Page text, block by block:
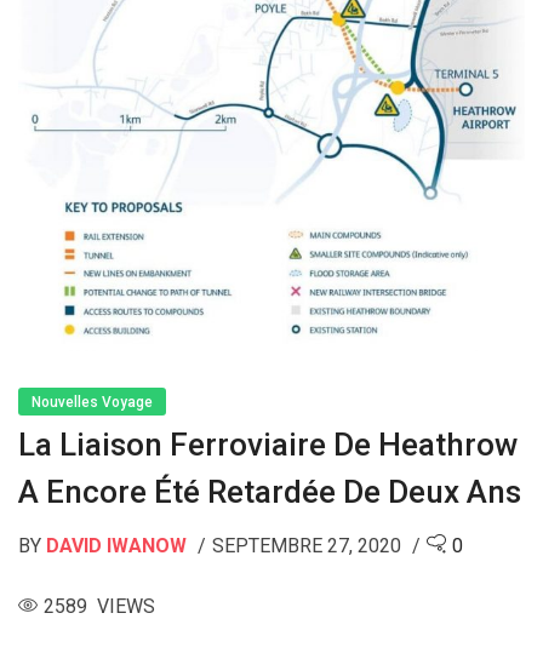
Nouvelles Voyage
La Liaison Ferroviaire De Heathrow
A Encore Été Retardée De Deux Ans
BY DAVID IWANOW SEPTEMBRE 27, 2020 0
2589 VIEWS